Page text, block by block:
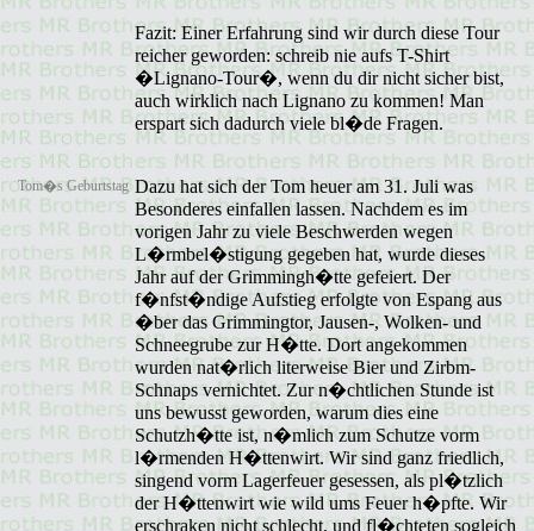
Fazit: Einer Erfahrung sind wir durch diese Tour
reicher geworden: schreib nie aufs T-Shirt
�Lignano-Tour�, wenn du dir nicht sicher bist,
auch wirklich nach Lignano zu kommen! Man
erspart sich dadurch viele bl�de Fragen.
Tom�s Geburtstag Dazu hat sich der Tom heuer am 31. Juli was
Besonderes einfallen lassen. Nachdem es im
vorigen Jahr zu viele Beschwerden wegen
L�rmbel�stigung gegeben hat, wurde dieses
Jahr auf der Grimmingh�tte gefeiert. Der
f�nfst�ndige Aufstieg erfolgte von Espang aus
�ber das Grimmingtor, Jausen-, Wolken- und
Schneegrube zur H�tte. Dort angekommen
wurden nat�rlich literweise Bier und Zirbm-
Schnaps vernichtet. Zur n�chtlichen Stunde ist
uns bewusst geworden, warum dies eine
Schutzh�tte ist, n�mlich zum Schutze vorm
l�rmenden H�ttenwirt. Wir sind ganz friedlich,
singend vorm Lagerfeuer gesessen, als pl�tzlich
der H�ttenwirt wie wild ums Feuer h�pfte. Wir
erschraken nicht schlecht, und fl�chteten sogleich